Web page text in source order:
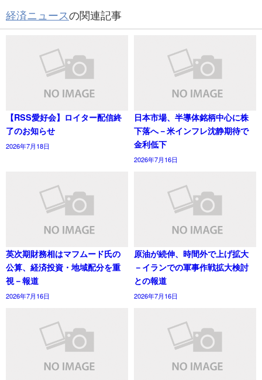
経済ニュースの関連記事
【RSS愛好会】ロイター配信終
了のお知らせ
2026年7月18日
日本市場、半導体銘柄中心に株
下落へ－米インフレ沈静期待で
金利低下
2026年7月16日
英次期財務相はマフムード氏の
公算、経済投資・地域配分を重
視－報道
2026年7月16日
原油が続伸、時間外で上げ拡大
－イランでの軍事作戦拡大検討
との報道
2026年7月16日